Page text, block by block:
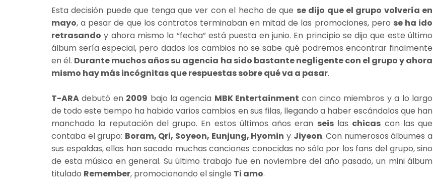
Esta decisión puede que tenga que ver con el hecho de que se dijo que el grupo volvería en
mayo, a pesar de que los contratos terminaban en mitad de las promociones, pero se ha ido
retrasando y ahora mismo la “fecha” está puesta en junio. En principio se dijo que este último
álbum sería especial, pero dados los cambios no se sabe qué podremos encontrar finalmente
en él. Durante muchos años su agencia ha sido bastante negligente con el grupo y ahora
mismo hay más incógnitas que respuestas sobre qué va a pasar.
T-ARA debutó en 2009 bajo la agencia MBK Entertainment con cinco miembros y a lo largo
de todo este tiempo ha habido varios cambios en sus filas, llegando a haber escándalos que han
manchado la reputación del grupo. En estos últimos años eran seislas chicas con las que
contaba el grupo: Boram, Qri, Soyeon, Eunjung, Hyomin y Jiyeon. Con numerosos álbumes a
sus espaldas, ellas han sacado muchas canciones conocidas no sólo por los fans del grupo, sino
de esta música en general. Su último trabajo fue en noviembre del año pasado, un mini álbum
titulado Remember, promocionando el single Ti amo.